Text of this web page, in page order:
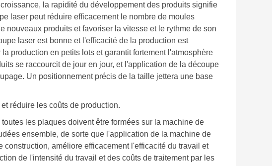
la rapidité du développement des produits signifie
laser peut réduire efficacement le nombre de moules
nouveaux produits et favoriser la vitesse et le rythme de son
laser est bonne et l'efficacité de la production est
production en petits lots et garantit fortement l'atmosphère
se raccourcit de jour en jour, et l'application de la découpe
Un positionnement précis de la taille jettera une base
réduire les coûts de production.
les plaques doivent être formées sur la machine de
ensemble, de sorte que l'application de la machine de
améliore efficacement l'efficacité du travail et
de l'intensité du travail et des coûts de traitement par les